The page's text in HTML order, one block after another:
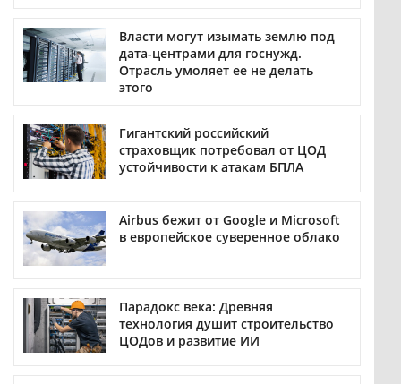
Власти могут изымать землю под
дата-центрами для госнужд.
Отрасль умоляет ее не делать
этого
Гигантский российский
страховщик потребовал от ЦОД
устойчивости к атакам БПЛА
Airbus бежит от Google и Microsoft
в европейское суверенное облако
Парадокс века: Древняя
технология душит строительство
ЦОДов и развитие ИИ